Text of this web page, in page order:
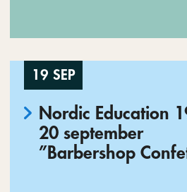
19 SEP
Nordic Education
20 september
”Barbershop